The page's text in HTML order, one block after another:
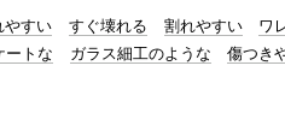
やすい すぐ壊れる 割れやすい ワ
ートな ガラス細工のような 傷つき